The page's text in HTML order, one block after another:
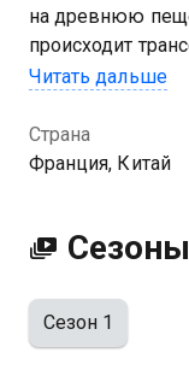
на древнюю
происходит
изменит их
Посмотреть
Читать дальше
Страна
Франция, Китай
Сезон 1